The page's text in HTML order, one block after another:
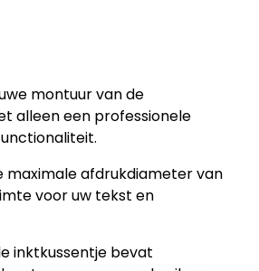
montuur van de
alleen een professionele
maximale afdrukdiameter van
voor uw tekst en
inktkussentje bevat